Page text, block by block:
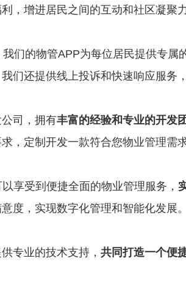
，增进居民之间的互动和社区凝聚力
我们的物管APP为每位居民提供专
们还提供线上投诉和快速响应服务
司，拥有丰富的经验和专业的开发
，定制开发一款符合您物业管理需
以享受到便捷全面的物业管理服务，
度，实现数字化管理和智能化发展。
专业的技术支持， 共同打造一个便